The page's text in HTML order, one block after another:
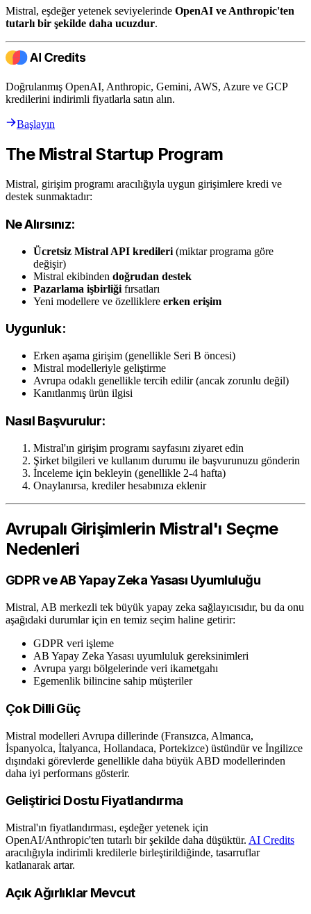
Mistral, eşdeğer yetenek seviyelerinde OpenAI ve Anthropic'ten
tutarlı bir şekilde daha ucuzdur.
Doğrulanmış OpenAI, Anthropic, Gemini, AWS, Azure ve GCP
kredilerini indirimli fiyatlarla satın alın.
Başlayın
The Mistral Startup Program
Mistral, girişim programı aracılığıyla uygun girişimlere kredi ve
destek sunmaktadır:
Ne Alırsınız:
Ücretsiz Mistral API kredileri (miktar programa göre
değişir)
Mistral ekibinden doğrudan destek
Pazarlama işbirliği fırsatları
Yeni modellere ve özelliklere erken erişim
Uygunluk:
Erken aşama girişim (genellikle Seri B öncesi)
Mistral modelleriyle geliştirme
Avrupa odaklı genellikle tercih edilir (ancak zorunlu değil)
Kanıtlanmış ürün ilgisi
Nasıl Başvurulur:
Mistral'ın girişim programı sayfasını ziyaret edin
Şirket bilgileri ve kullanım durumu ile başvurunuzu gönderin
İnceleme için bekleyin (genellikle 2-4 hafta)
Onaylanırsa, krediler hesabınıza eklenir
Avrupalı Girişimlerin Mistral'ı Seçme
Nedenleri
GDPR ve AB Yapay Zeka Yasası Uyumluluğu
Mistral, AB merkezli tek büyük yapay zeka sağlayıcısıdır, bu da onu
aşağıdaki durumlar için en temiz seçim haline getirir:
GDPR veri işleme
AB Yapay Zeka Yasası uyumluluk gereksinimleri
Avrupa yargı bölgelerinde veri ikametgahı
Egemenlik bilincine sahip müşteriler
Çok Dilli Güç
Mistral modelleri Avrupa dillerinde (Fransızca, Almanca,
İspanyolca, İtalyanca, Hollandaca, Portekizce) üstündür ve İngilizce
dışındaki görevlerde genellikle daha büyük ABD modellerinden
daha iyi performans gösterir.
Geliştirici Dostu Fiyatlandırma
Mistral'ın fiyatlandırması, eşdeğer yetenek için
OpenAI/Anthropic'ten tutarlı bir şekilde daha düşüktür. AI Credits
aracılığıyla indirimli kredilerle birleştirildiğinde, tasarruflar
katlanarak artar.
Açık Ağırlıklar Mevcut